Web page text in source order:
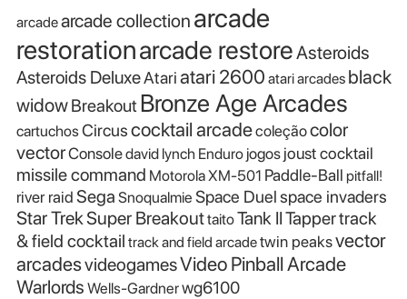
arcadearcade collection arcade
restorationarcade restoreAsteroids
Asteroids DeluxeAtariatari 2600 atari arcades black
widowBreakoutBronze Age Arcades
cartuchosCircuscocktail arcadecoleçãocolor
vectorConsoledavid lynch Enduro jogos joust cocktail
missile command Motorola XM-501 Paddle-Ball pitfall!
river raidSega Snoqualmie Space Duelspace invaders
Star TrekSuper BreakouttaitoTank IITappertrack
& field cocktail track and field arcadetwin peaksvector
arcadesvideogamesVideo Pinball Arcade
Warlords Wells-Gardnerwg6100